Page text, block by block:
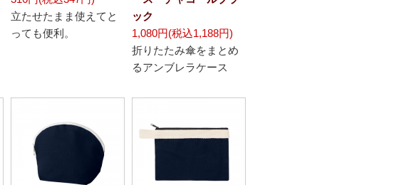
立たせたまま使えてと
っても便利。
ック
1,080円(税込1,188円)
折りたたみ傘をまとめ
るアンブレラケース